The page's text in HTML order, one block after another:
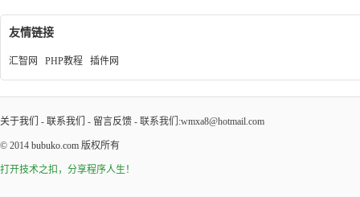
友情链接
汇智网 PHP教程 插件网
关于我们 - 联系我们 - 留言反馈 - 联系我们:wmxa8@hotmail.com
© 2014 bubuko.com 版权所有
打开技术之扣，分享程序人生！